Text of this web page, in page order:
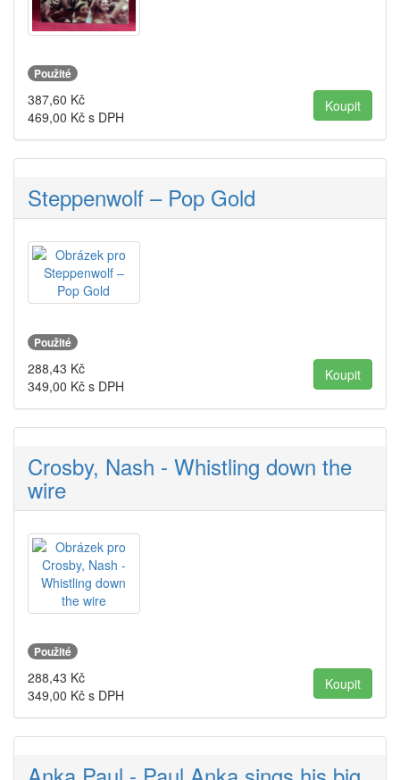
Použité
387,60 Kč
469,00 Kč s DPH
Steppenwolf – Pop Gold
Použité
288,43 Kč
349,00 Kč s DPH
Crosby, Nash - Whistling down the
wire
Použité
288,43 Kč
349,00 Kč s DPH